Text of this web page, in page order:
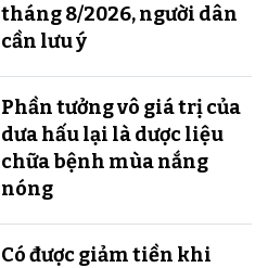
tháng 8/2026, người dân
cần lưu ý
Phần tưởng vô giá trị của
dưa hấu lại là dược liệu
chữa bệnh mùa nắng
nóng
Có được giảm tiền khi